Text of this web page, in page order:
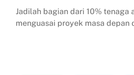
Jadilah bagian dari 10% tenaga
menguasai proyek masa depan